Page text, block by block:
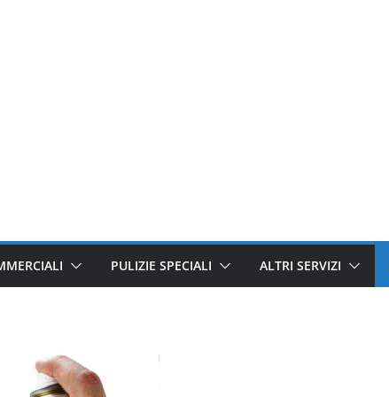
PULIZIE SPECIALI ALTRI SERVIZI